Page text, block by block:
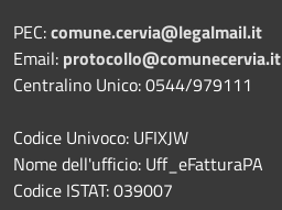
PEC:comune.cervia@legalmail.it
Email: protocollo@comunecervia.it
Centralino Unico: 0544/979111
Codice Univoco: UFIXJW
Nome dell'ufficio: Uff_eFatturaPA
Codice ISTAT: 039007